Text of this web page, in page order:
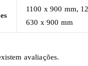
1100 x 900 mm,
630 x 900 mm
avaliações.